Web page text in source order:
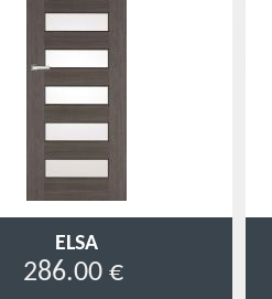
ELSA
286.00 €